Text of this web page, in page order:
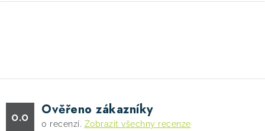
á
d
a0.0 Ověřeno zákazníky
0 recenzí. Zobrazit všechny recenze